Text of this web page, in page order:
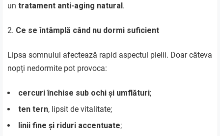
untratament anti-aging natural.
Ce se întâmplă când nu dormi suficient
Lipsa somnului afectează rapid aspectul pielii. Doar câteva
nopți nedormite pot provoca:
cercuri închise sub ochi și umflături;
ten tern, lipsit de vitalitate;
linii fine și riduri accentuate;